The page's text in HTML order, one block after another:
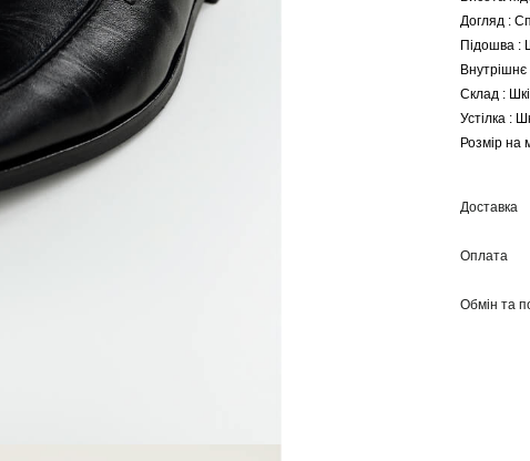
Догляд :
Підошва :
Склад :
Устілка :
Розмір на
Доставка
Оплата
Обмін та